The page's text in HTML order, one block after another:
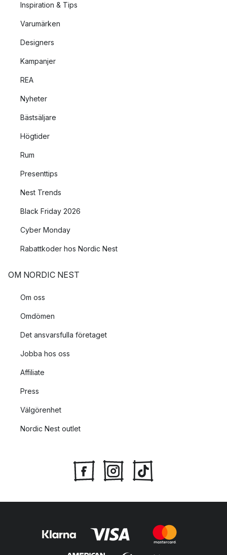
Inspiration & Tips
Varumärken
Designers
Kampanjer
REA
Nyheter
Bästsäljare
Högtider
Rum
Presenttips
Nest Trends
Black Friday 2026
Cyber Monday
Rabattkoder hos Nordic Nest
OM NORDIC NEST
Om oss
Omdömen
Det ansvarsfulla företaget
Jobba hos oss
Affiliate
Press
Välgörenhet
Nordic Nest outlet